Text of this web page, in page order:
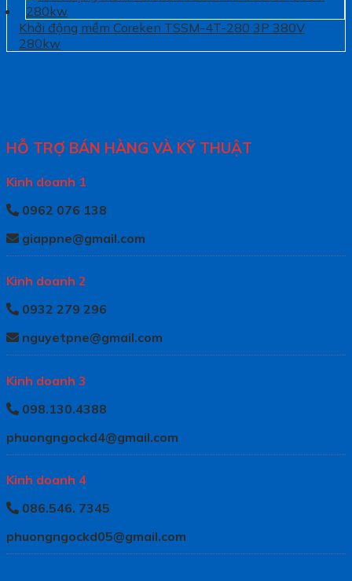
Khởi động mềm Coreken TSSM-4T-280 3P 380V
280kw
HỖ TRỢ BÁN HÀNG VÀ KỸ THUẬT
Kinh doanh 1
0962 076 138
giappne@gmail.com
Kinh doanh 2
0932 279 296
nguyetpne@gmail.com
Kinh doanh 3
098.130.4388
phuongngockd4@gmail.com
Kinh doanh 4
086.546. 7345
phuongngockd05@gmail.com